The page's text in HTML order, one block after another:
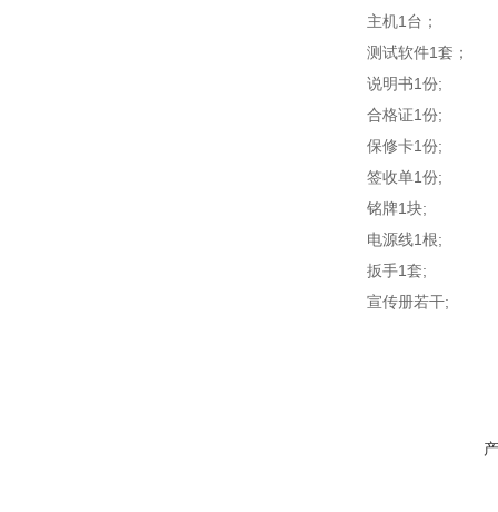
主机1台；
测试软件1套；
说明书1份;
合格证1份;
保修卡1份;
签收单1份;
铭牌1块;
电源线1根;
扳手1套;
宣传册若干;